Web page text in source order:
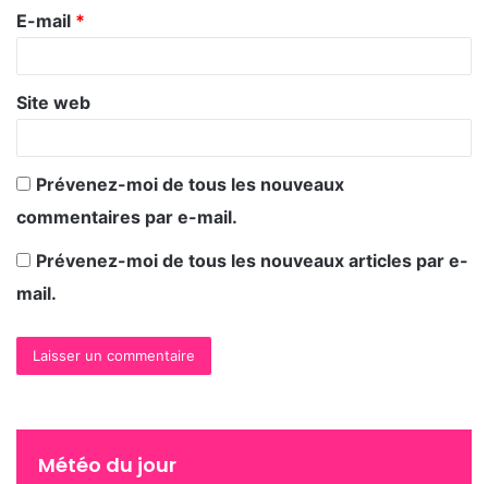
ambitions.
> Ô Poudrier <
Nous lui souhaitons une belle réussite et saluons
son initiative aussi ambitieuse que courageuse.
http://ift.tt/1pFQz2k
e
*
E-mail *
Site web
Prévenez-moi de tous les nouveaux
commentaires par e-mail.
Prévenez-moi de tous les nouveaux articles par e-
mail.
Météo du jour